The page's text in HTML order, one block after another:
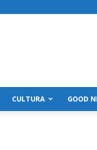
CULTURA GOOD